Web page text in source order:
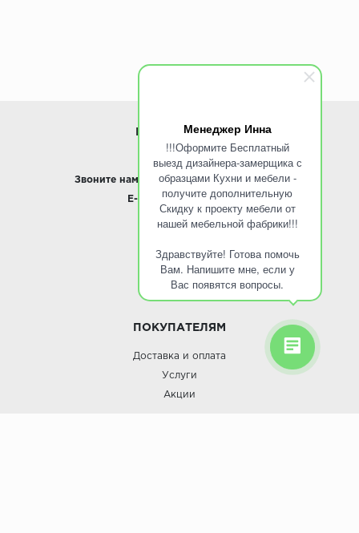
Менеджер Инна
!!!Оформите Бесплатный
выезд дизайнера-замерщика с
образцами Кухни и мебели -
получите дополнительную
Скидку к проекту мебели от
нашей мебельной фабрики!!!
Здравствуйте! Готова помочь
Вам. Напишите мне, если у
Вас появятся вопросы.
ИНФОРМАЦИЯ
www.ROINST.ru
Звоните нам: 8 495 797-10-50 / Whatsapp
E-mail: info@roinst.ru
О КОМПАНИИ
О компании
ПОКУПАТЕЛЯМ
Доставка и оплата
Услуги
Акции